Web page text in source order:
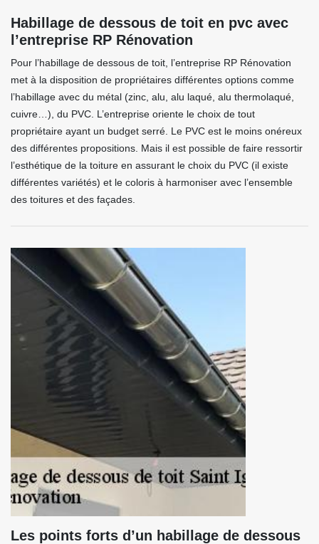
Habillage de dessous de toit en pvc avec
l’entreprise RP Rénovation
Pour l’habillage de dessous de toit, l’entreprise RP Rénovation
met à la disposition de propriétaires différentes options comme
l’habillage avec du métal (zinc, alu, alu laqué, alu thermolaqué,
cuivre…), du PVC. L’entreprise oriente le choix de tout
propriétaire ayant un budget serré. Le PVC est le moins onéreux
des différentes propositions. Mais il est possible de faire ressortir
l’esthétique de la toiture en assurant le choix du PVC (il existe
différentes variétés) et le coloris à harmoniser avec l’ensemble
des toitures et des façades.
Les points forts d’un habillage de dessous